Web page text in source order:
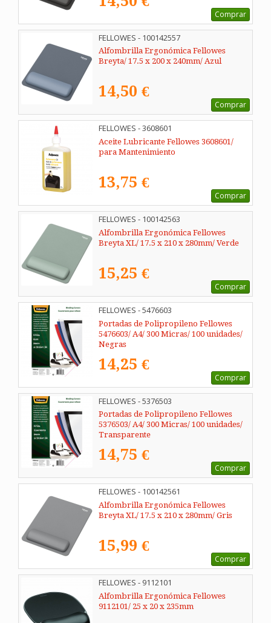
Comprar
FELLOWES - 100142557
Alfombrilla Ergonómica Fellowes
Breyta/ 17.5 x 200 x 240mm/ Azul
14,50 €
Comprar
FELLOWES - 3608601
Aceite Lubricante Fellowes 3608601/
para Mantenimiento
13,75 €
Comprar
FELLOWES - 100142563
Alfombrilla Ergonómica Fellowes
Breyta XL/ 17.5 x 210 x 280mm/ Verde
15,25 €
Comprar
FELLOWES - 5476603
Portadas de Polipropileno Fellowes
5476603/ A4/ 300 Micras/ 100 unidades/
Negras
14,25 €
Comprar
FELLOWES - 5376503
Portadas de Polipropileno Fellowes
5376503/ A4/ 300 Micras/ 100 unidades/
Transparente
14,75 €
Comprar
FELLOWES - 100142561
Alfombrilla Ergonómica Fellowes
Breyta XL/ 17.5 x 210 x 280mm/ Gris
15,99 €
Comprar
FELLOWES - 9112101
Alfombrilla Ergonómica Fellowes
9112101/ 25 x 20 x 235mm